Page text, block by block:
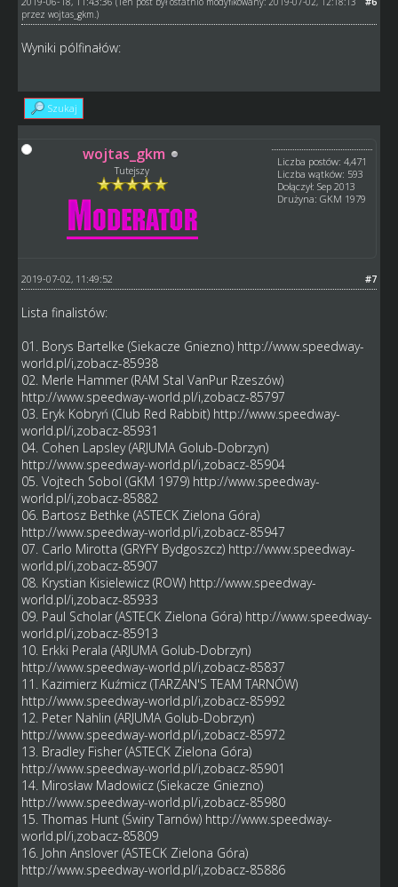
przez wojtas_gkm.)
Wyniki pólfinałów:
Szukaj
wojtas_gkm
Tutejszy
Liczba postów: 4,471
Liczba wątków: 593
Dołączył: Sep 2013
Drużyna: GKM 1979
#7
2019-07-02, 11:49:52
Lista finalistów:
01. Borys Bartelke (Siekacze Gniezno) http://www.speedway-
world.pl/i,zobacz-85938
02. Merle Hammer (RAM Stal VanPur Rzeszów)
http://www.speedway-world.pl/i,zobacz-85797
03. Eryk Kobryń (Club Red Rabbit) http://www.speedway-
world.pl/i,zobacz-85931
04. Cohen Lapsley (ARJUMA Golub-Dobrzyn)
http://www.speedway-world.pl/i,zobacz-85904
05. Vojtech Sobol (GKM 1979) http://www.speedway-
world.pl/i,zobacz-85882
06. Bartosz Bethke (ASTECK Zielona Góra)
http://www.speedway-world.pl/i,zobacz-85947
07. Carlo Mirotta (GRYFY Bydgoszcz) http://www.speedway-
world.pl/i,zobacz-85907
08. Krystian Kisielewicz (ROW) http://www.speedway-
world.pl/i,zobacz-85933
09. Paul Scholar (ASTECK Zielona Góra) http://www.speedway-
world.pl/i,zobacz-85913
10. Erkki Perala (ARJUMA Golub-Dobrzyn)
http://www.speedway-world.pl/i,zobacz-85837
11. Kazimierz Kuźmicz (TARZAN'S TEAM TARNÓW)
http://www.speedway-world.pl/i,zobacz-85992
12. Peter Nahlin (ARJUMA Golub-Dobrzyn)
http://www.speedway-world.pl/i,zobacz-85972
13. Bradley Fisher (ASTECK Zielona Góra)
http://www.speedway-world.pl/i,zobacz-85901
14. Mirosław Madowicz (Siekacze Gniezno)
http://www.speedway-world.pl/i,zobacz-85980
15. Thomas Hunt (Świry Tarnów) http://www.speedway-
world.pl/i,zobacz-85809
16. John Anslover (ASTECK Zielona Góra)
http://www.speedway-world.pl/i,zobacz-85886